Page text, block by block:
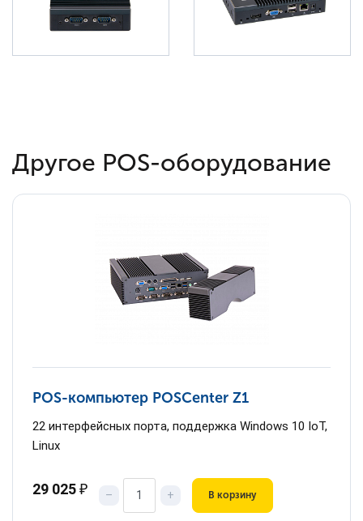
Другое POS-оборудование
POS-компьютер POSCenter Z1
22 интерфейсных порта, поддержка Windows 10 IoT,
Linux
29 025₽ – + В корзину